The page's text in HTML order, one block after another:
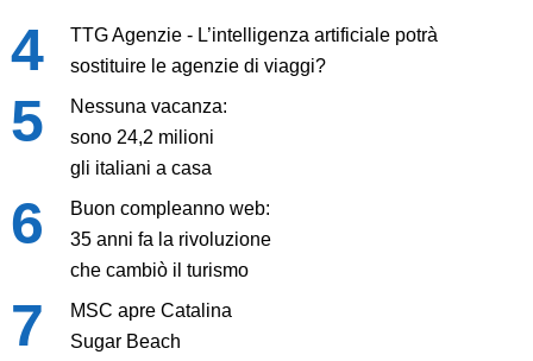
TTG Agenzie - L’intelligenza artificiale potrà
sostituire le agenzie di viaggi?
Nessuna vacanza:
sono 24,2 milioni
gli italiani a casa
Buon compleanno web:
35 anni fa la rivoluzione
che cambiò il turismo
MSC apre Catalina
Sugar Beach